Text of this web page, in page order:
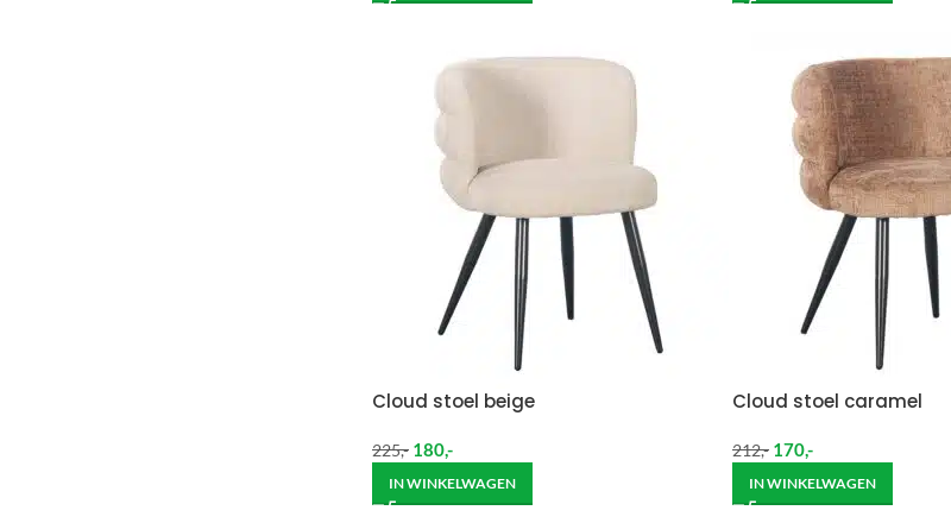
Cloud stoel beige
225,- 180,-
IN WINKELWAGEN
Cloud stoel caramel
212,- 170,-
IN WINKELWAGEN